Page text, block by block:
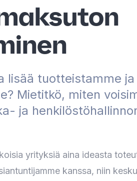
lisää tuotteistamme ja
Mietitkö, miten
ja
yrityksiä aina ideasta
kanssa, niin